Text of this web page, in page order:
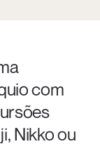
com
Nikko ou